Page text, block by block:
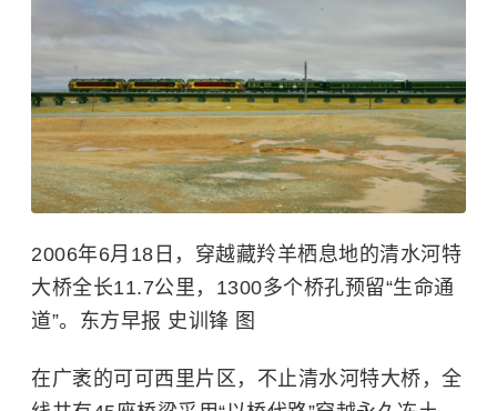
2006年6月18日，穿越藏羚羊栖息地的清水河特
大桥全长11.7公里，1300多个桥孔预留“生命通
道”。东方早报 史训锋 图
在广袤的可可西里片区，不止清水河特大桥，全